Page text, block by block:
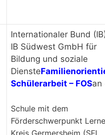
Internationaler Bund
IB Südwest GmbH für
Bildung und soziale
Dienste
Schülerarbeit – FOSan
Schule mit dem
Förderschwerpunkt
Kreis Germersheim (SFL